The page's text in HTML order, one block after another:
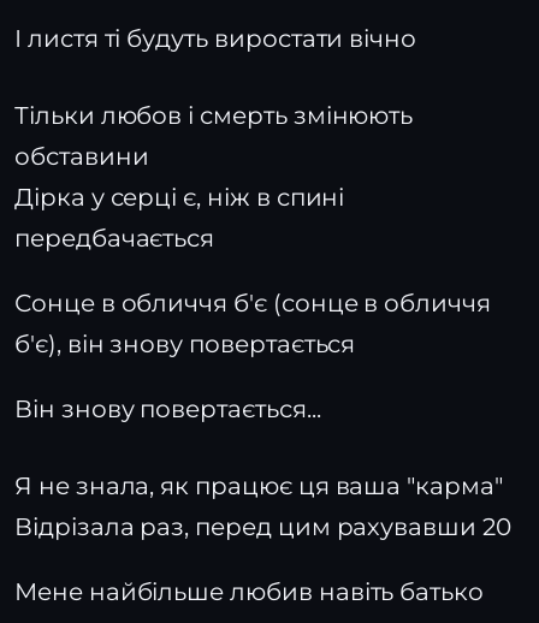
І листя ті будуть виростати вічно
Тільки любов і смерть змінюють
обставини
Дірка у серці є, ніж в спині
передбачається
Сонце в обличчя б'є (сонце в обличчя
б'є), він знову повертається
Він знову повертається...
Я не знала, як працює ця ваша "карма"
Відрізала раз, перед цим рахувавши 20
Мене найбільше любив навіть батько